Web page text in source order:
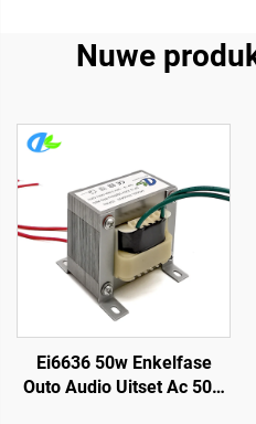
Nuwe
Ei6636 50w Enkelfase
Outo Audio Uitset Ac 50w